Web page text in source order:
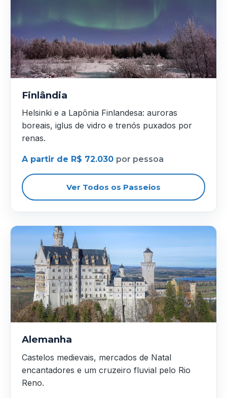
Finlândia
Helsinki e a Lapônia Finlandesa: auroras
boreais, iglus de vidro e trenós puxados por
renas.
A partir de R$ 72.030 por pessoa
Ver Todos os Passeios
Alemanha
Castelos medievais, mercados de Natal
encantadores e um cruzeiro fluvial pelo Rio
Reno.